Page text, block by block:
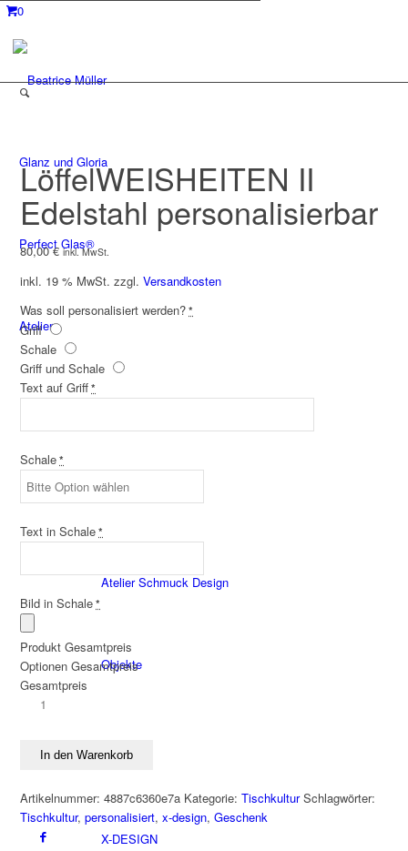
0
Glanz und Gloria
Perfect Glas®
Atelier
Nach Marken
Atelier Schmuck Design
Objekte
CUNZ-X
X-DESIGN
LöffelWEISHEITEN II
Edelstahl personalisierbar
80,00€ inkl. MwSt.
inkl. 19 % MwSt. zzgl.Versandkosten
Was soll personalisiert werden? *
Griff
Schale
Griff und Schale
Text auf Griff *
Schale *
Text in Schale *
Bild in Schale *
Produkt Gesamtpreis
Optionen Gesamtpreis
Gesamtpreis
LöffelWEISHEITEN
personalisierbar
In den Warenkorb
Artikelnummer:4887c6360e7a Kategorie:Tischkultur Schlagwörter:
Tischkultur,personalisiert,x-design,Geschenk